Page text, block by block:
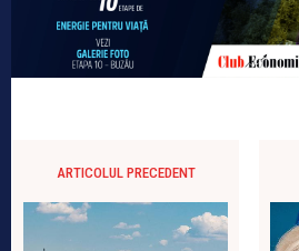
ARTICOLUL PRECEDENT